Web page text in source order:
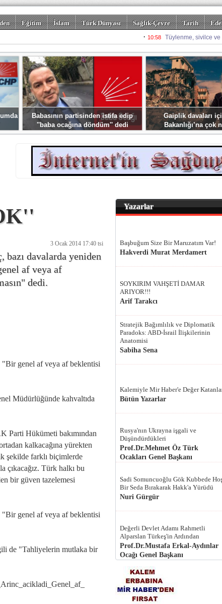
Eğitim İslam Türk Dünyası Sağlık-Çevre Tarih
Babasının partisinden istifa edip
''baba ocağına döndüm'' dedi
Gaiplik davaları
Bakanlığı’na çok
3 Ocak 2014 17:40 tsi
bazı davalarda yeniden
af veya af
dedi.
"Bir genel af veya af beklentisi
Müdürlüğünde kahvaltıda
Parti Hükümeti bakımından
kalkacağına yürekten
şekilde farklı biçimlerde
çıkacağız. Türk halkı bu
bir güven tazelemesi
"Bir genel af veya af beklentisi
de "Tahliyelerin mutlaka bir
Yazarlar
Başbuğum Size Bir Maruzatım Var!
Hakverdi Murat Merdamert
SOYKIRIM VAHŞETİ DAMAR
ARIYOR!!!
Arif Tarakcı
Stratejik Bağımlılık ve Diplomatik
Paradoks: ABD-İsrail İlişkilerinin
Anatomisi
Sabiha Sena
Kalemiyle Mir Haber'e Değer
Bütün Yazarlar
Rusya'nın Ukrayna işgali ve
Düşündürdükleri
Prof.Dr.Mehmet Öz Türk
Ocakları Genel Başkanı
Sadi Somuncuoğlu Gök Kubbede
Bir Seda Bırakarak Hakk'a Yürüdü
Nuri Gürgür
Değerli Devlet Adamı Rahmetli
Alparslan Türkeş'in Ardından
Prof.Dr.Mustafa Erkal-Aydınlar
Ocağı Genel Başkanı